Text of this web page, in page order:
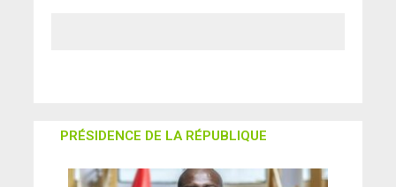
PRÉSIDENCE DE LA RÉPUBLIQUE